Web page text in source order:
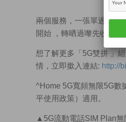
兩個服務，一張單過唔使
開始 ，轉晒過嚟先收全費
想了解更多「5G雙拼 」
情，立即撳入連結: http://
^Home 5G寬頻無限5G數
平使用政策）適用。
▲ 5G流動電話SIM Plan